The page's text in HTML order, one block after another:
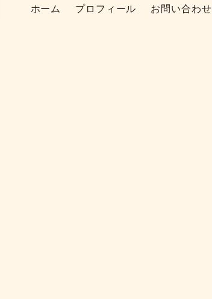
ホーム プロフィール お問い合わせ